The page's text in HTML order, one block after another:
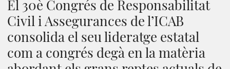
El 30è Congrés de Responsabilitat
Civil i Assegurances de l’ICAB
consolida el seu lideratge estatal
com a congrés degà en la matèria